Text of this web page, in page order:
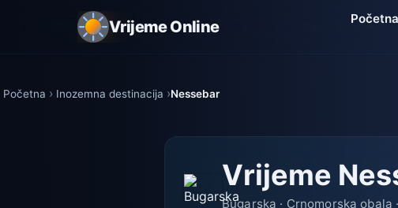
Vrijeme Online Početna
Početna Inozemna destinacija Nessebar
Vrijeme
Bugarska · Crnomorska obala